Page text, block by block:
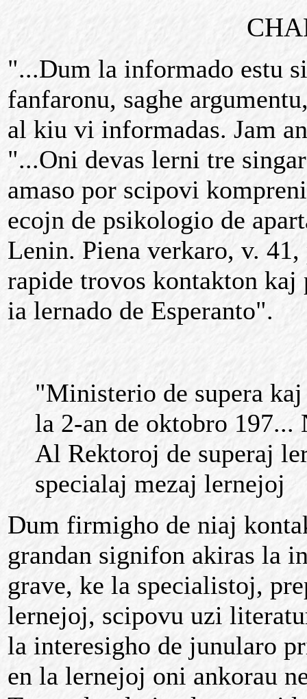
"...Dum la informado estu
fanfaronu, saghe
al kiu vi informadas. Jam
"...Oni devas lerni tre
amaso por scipovi
ecojn de psikologio de
Lenin. Piena verkaro, v.
rapide trovos kontakton
ia lernado de Esperanto".
"Ministerio de supera
la 2-an de oktobro 197...
Al Rektoroj de superaj
specialaj mezaj lernejoj
Dum firmigho de niaj
grandan signifon akiras la
grave, ke la specialistoj,
lernejoj, scipovu uzi
la interesigho de junularo
en la lernejoj oni ankorau